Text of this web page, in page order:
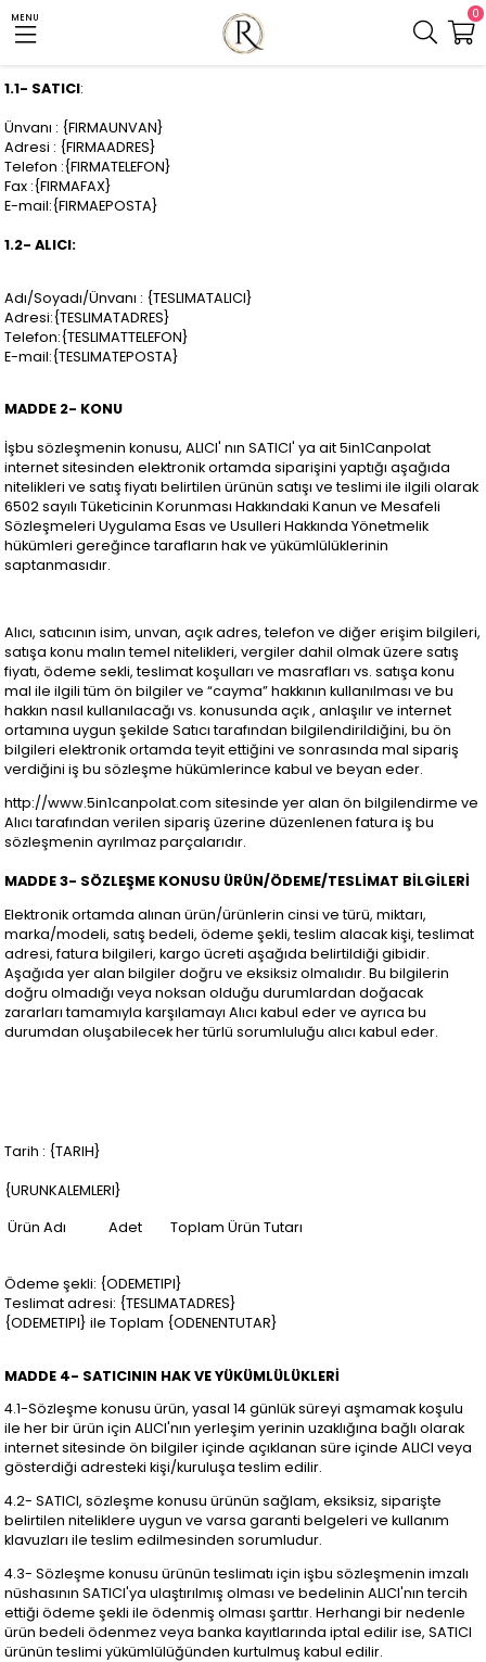
MENU 0
1.1- SATICI:
Ünvanı : {FIRMAUNVAN}
Adresi : {FIRMAADRES}
Telefon :{FIRMATELEFON}
Fax :{FIRMAFAX}
E-mail:{FIRMAEPOSTA}
1.2- ALICI:
Adı/Soyadı/Ünvanı : {TESLIMATALICI}
Adresi:{TESLIMATADRES}
Telefon:{TESLIMATTELEFON}
E-mail:{TESLIMATEPOSTA}
MADDE 2- KONU
İşbu sözleşmenin konusu, ALICI' nın SATICI' ya ait 5in1Canpolat
internet sitesinden elektronik ortamda siparişini yaptığı aşağıda
nitelikleri ve satış fiyatı belirtilen ürünün satışı ve teslimi ile ilgili olarak
6502 sayılı Tüketicinin Korunması Hakkındaki Kanun ve Mesafeli
Sözleşmeleri Uygulama Esas ve Usulleri Hakkında Yönetmelik
hükümleri gereğince tarafların hak ve yükümlülüklerinin
saptanmasıdır.
Alıcı, satıcının isim, unvan, açık adres, telefon ve diğer erişim bilgileri,
satışa konu malın temel nitelikleri, vergiler dahil olmak üzere satış
fiyatı, ödeme sekli, teslimat koşulları ve masrafları vs. satışa konu
mal ile ilgili tüm ön bilgiler ve “cayma” hakkının kullanılması ve bu
hakkın nasıl kullanılacağı vs. konusunda açık , anlaşılır ve internet
ortamına uygun şekilde Satıcı tarafından bilgilendirildiğini, bu ön
bilgileri elektronik ortamda teyit ettiğini ve sonrasında mal sipariş
verdiğini iş bu sözleşme hükümlerince kabul ve beyan eder.
http://www.5in1canpolat.com sitesinde yer alan ön bilgilendirme ve
Alıcı tarafından verilen sipariş üzerine düzenlenen fatura iş bu
sözleşmenin ayrılmaz parçalarıdır.
MADDE 3- SÖZLEŞME KONUSU ÜRÜN/ÖDEME/TESLİMAT BİLGİLERİ
Elektronik ortamda alınan ürün/ürünlerin cinsi ve türü, miktarı,
marka/modeli, satış bedeli, ödeme şekli, teslim alacak kişi, teslimat
adresi, fatura bilgileri, kargo ücreti aşağıda belirtildiği gibidir.
Aşağıda yer alan bilgiler doğru ve eksiksiz olmalıdır. Bu bilgilerin
doğru olmadığı veya noksan olduğu durumlardan doğacak
zararları tamamıyla karşılamayı Alıcı kabul eder ve ayrıca bu
durumdan oluşabilecek her türlü sorumluluğu alıcı kabul eder.
Tarih : {TARIH}
{URUNKALEMLERI}
Ürün Adı
Adet Toplam Ürün Tutarı
Ödeme şekli: {ODEMETIPI}
Teslimat adresi: {TESLIMATADRES}
{ODEMETIPI} ile Toplam {ODENENTUTAR}
MADDE 4- SATICININ HAK VE YÜKÜMLÜLÜKLERİ
4.1-Sözleşme konusu ürün, yasal 14 günlük süreyi aşmamak koşulu
ile her bir ürün için ALICI'nın yerleşim yerinin uzaklığına bağlı olarak
internet sitesinde ön bilgiler içinde açıklanan süre içinde ALICI veya
gösterdiği adresteki kişi/kuruluşa teslim edilir.
4.2- SATICI, sözleşme konusu ürünün sağlam, eksiksiz, siparişte
belirtilen niteliklere uygun ve varsa garanti belgeleri ve kullanım
klavuzları ile teslim edilmesinden sorumludur.
4.3- Sözleşme konusu ürünün teslimatı için işbu sözleşmenin imzalı
nüshasının SATICI'ya ulaştırılmış olması ve bedelinin ALICI'nın tercih
ettiği ödeme şekli ile ödenmiş olması şarttır. Herhangi bir nedenle
ürün bedeli ödenmez veya banka kayıtlarında iptal edilir ise, SATICI
ürünün teslimi yükümlülüğünden kurtulmuş kabul edilir.